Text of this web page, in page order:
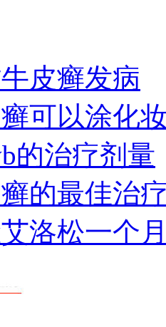
皮癣发病
可以涂化
的治疗剂量
的最佳治
洛松一个